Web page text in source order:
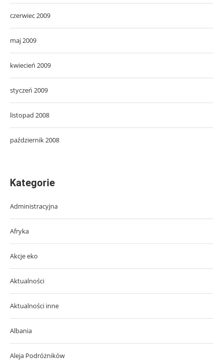
czerwiec 2009
maj 2009
kwiecień 2009
styczeń 2009
listopad 2008
październik 2008
Kategorie
Administracyjna
Afryka
Akcje eko
Aktualności
Aktualności inne
Albania
Aleja Podróżników